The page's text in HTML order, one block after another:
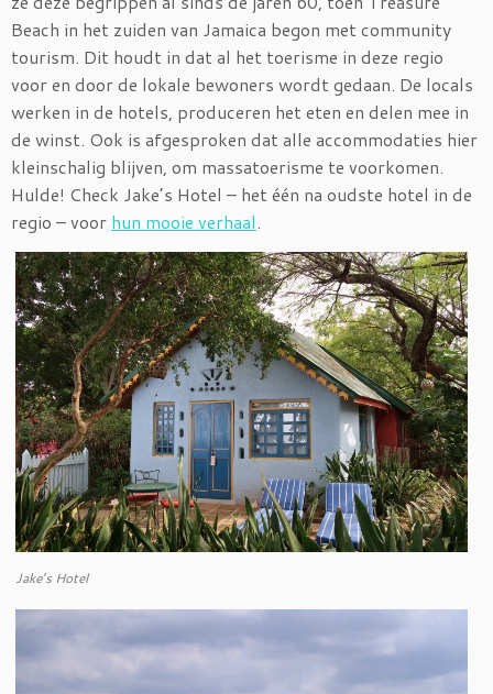
Beach in het zuiden van Jamaica begon met community
tourism. Dit houdt in dat al het toerisme in deze regio
voor en door de lokale bewoners wordt gedaan. De locals
werken in de hotels, produceren het eten en delen mee in
de winst. Ook is afgesproken dat alle accommodaties hier
kleinschalig blijven, om massatoerisme te voorkomen.
Hulde! Check Jake’s Hotel – het één na oudste hotel in de
regio – voor hun mooie verhaal
Jake’s Hotel